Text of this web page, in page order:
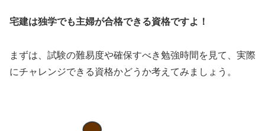
宅建は独学でも主婦が合格できる資格ですよ！
まずは、試験の難易度や確保すべき勉強時間を見て、実際
にチャレンジできる資格かどうか考えてみましょう。